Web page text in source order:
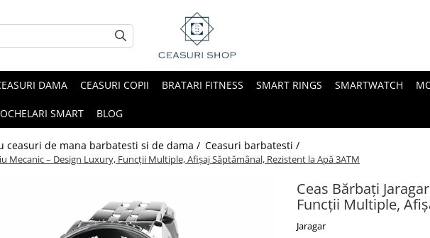
DAMA CEASURI COPII BRATARI FITNESS SMART RINGS SMARTWATCH
OCHELARI SMART BLOG
ceasuri de mana barbatesti si de dama / Ceasuri barbatesti /
Mecanic – Design Luxury, Funcții Multiple, Afișaj Săptămânal, Rezistent la Apă 3ATM
Ceas Bărbați
Funcții Multiple,
Jaragar